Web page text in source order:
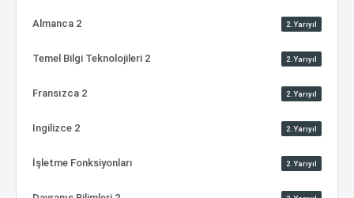
Almanca 2 2.Yarıyıl
Temel Bilgi Teknolojileri 2 2.Yarıyıl
Fransızca 2 2.Yarıyıl
Ingilizce 2 2.Yarıyıl
İşletme Fonksiyonları 2.Yarıyıl